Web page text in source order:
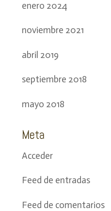
enero 2024
noviembre 2021
abril 2019
septiembre 2018
mayo 2018
Meta
Acceder
Feed de entradas
Feed de comentarios